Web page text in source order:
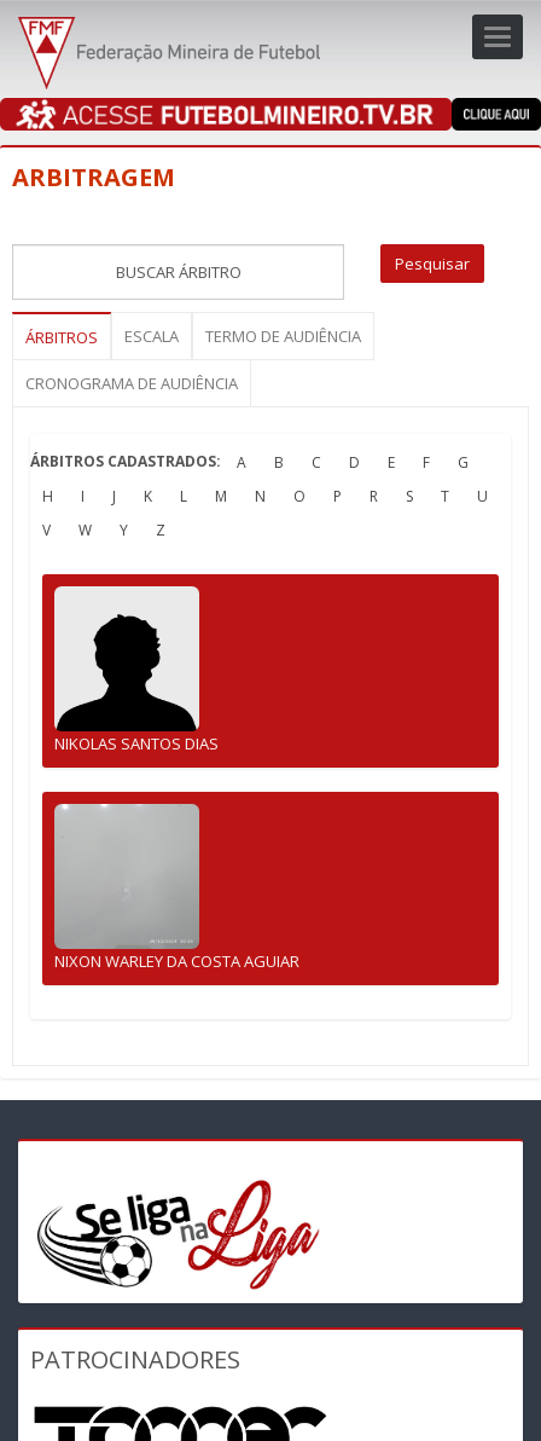
ARBITRAGEM
ÁRBITROS ESCALA TERMO DE AUDIÊNCIA
CRONOGRAMA DE AUDIÊNCIA
ÁRBITROS CADASTRADOS: A B C D E F
G
H
I J K L M N O P R S T
U
V
W Y Z
NIKOLAS SANTOS DIAS
NIXON WARLEY DA COSTA AGUIAR
PATROCINADORES